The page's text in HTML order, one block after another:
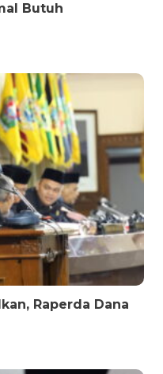
Butuh
Raperda Dana